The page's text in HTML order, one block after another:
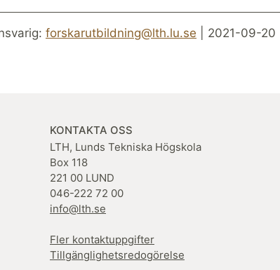
forskarutbildning@lth.lu.se | 2021-09-20
KONTAKTA OSS
LTH, Lunds Tekniska Högskola
Box 118
221 00 LUND
046-222 72 00
info@lth.se
Fler kontaktuppgifter
Tillgänglighetsredogörelse